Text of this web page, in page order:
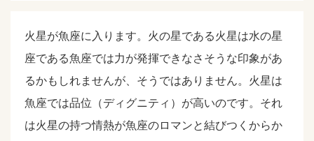
火星が魚座に入ります。火の星である火星は水の星
座である魚座では力が発揮できなさそうな印象があ
るかもしれませんが、そうではありません。火星は
魚座では品位（ディグニティ）が高いのです。それ
は火星の持つ情熱が魚座のロマンと結びつくからか